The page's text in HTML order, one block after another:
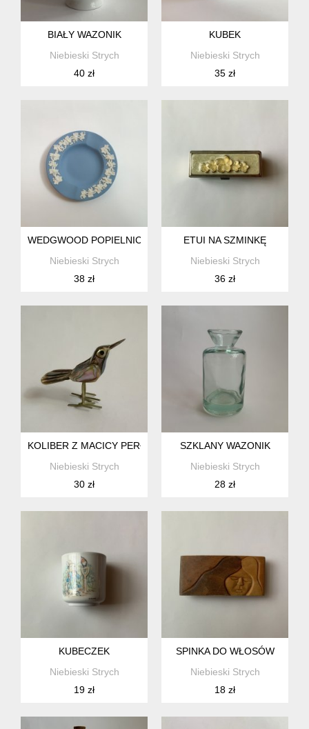
BIAŁY WAZONIK
Niebieski Strych
40 zł
KUBEK
Niebieski Strych
35 zł
WEDGWOOD POPIELNICZKA
Niebieski Strych
38 zł
ETUI NA SZMINKĘ
Niebieski Strych
36 zł
KOLIBER Z MACICY PERŁOWEJ
Niebieski Strych
30 zł
SZKLANY WAZONIK
Niebieski Strych
28 zł
KUBECZEK
Niebieski Strych
19 zł
SPINKA DO WŁOSÓW
Niebieski Strych
18 zł